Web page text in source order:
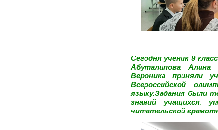
Сегодня ученик 9
Абуталипова
Вероника приняли
Всероссийской
языку.Задания были
знаний учащихся,
читательской